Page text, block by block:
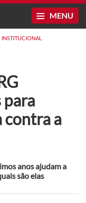
MENU
INSTITUCIONAL
para
contra a
anos ajudam a
são elas